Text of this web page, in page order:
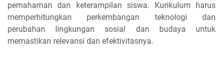
pemahaman dan keterampilan siswa. Kurikulum harus
memperhitungkan perkembangan teknologi dan
perubahan lingkungan sosial dan budaya untuk
memastikan relevansi dan efektivitasnya.